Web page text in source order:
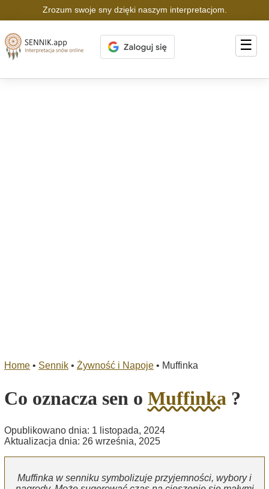
Zrozum swoje sny dzięki naszym interpretacjom.
☰
Home • Sennik • Żywność i Napoje • Muffinka
Co oznacza sen o Muffinka ?
Opublikowano dnia: 1 listopada, 2024
Aktualizacja dnia: 26 września, 2025
Muffinka w senniku symbolizuje przyjemności, wybory i